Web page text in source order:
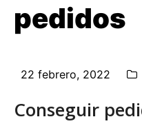
pedidos
22 febrero, 2022
Conseguir